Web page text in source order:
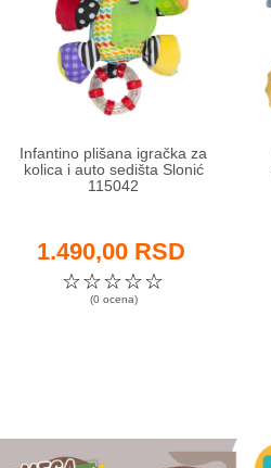
Infantino plišana igračka za
kolica i auto sedišta Slonić
115042
1.490,00 RSD
☆
☆
☆
☆
☆
(0 ocena)